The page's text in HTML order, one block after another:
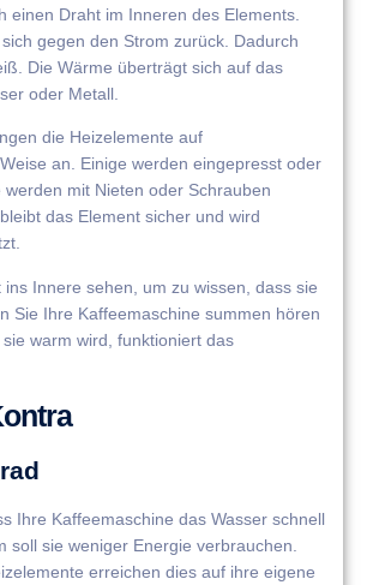
einen Draht im Inneren des Elements.
gegen den Strom zurück. Dadurch
Die Wärme überträgt sich auf das
oder Metall.
die Heizelemente auf
an. Einige werden eingepresst oder
werden mit Nieten oder Schrauben
das Element sicher und wird
ins Innere sehen, um zu wissen, dass sie
Sie Ihre Kaffeemaschine summen hören
warm wird, funktioniert das
Ihre Kaffeemaschine das Wasser schnell
soll sie weniger Energie verbrauchen.
erreichen dies auf ihre eigene